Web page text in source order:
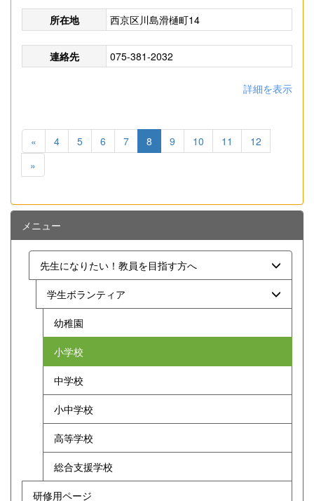
所在地 西京区川島滑樋町14
連絡先 075-381-2032
詳細を表示
« 4 5 6 7 8 9 10 11
12
»
メニュー
先生になりたい！教員を目指す方へ
学生ボランティア
幼稚園
小学校
中学校
小中学校
高等学校
総合支援学校
研修用ページ